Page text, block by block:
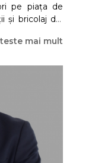
pe piața de
și bricolaj din
contribuie la
mai mult